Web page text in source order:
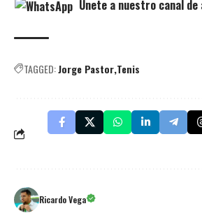
Únete a nuestro canal
TAGGED:Jorge Pastor Tenis
Ricardo Vega